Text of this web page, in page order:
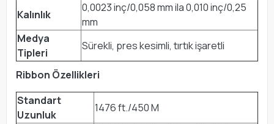
Kalınlık
0,0023 inç/0,058 mm ila 0,010 inç/0,25
mm
Medya
Tipleri
Sürekli, pres kesimli, tırtık işaretli
Ribbon Özellikleri
Standart
Uzunluk
1476 ft./450 M